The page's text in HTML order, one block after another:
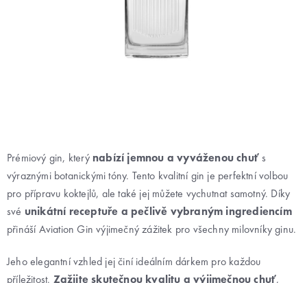
Prémiový gin, který nabízí jemnou a vyváženou chuťs
výraznými botanickými tóny. Tento kvalitní gin je perfektní volbou
pro přípravu koktejlů, ale také jej můžete vychutnat samotný. Díky
své unikátní receptuře a pečlivě vybraným ingrediencím
přináší Aviation Gin výjimečný zážitek pro všechny milovníky ginu.
Jeho elegantní vzhled jej činí ideálním dárkem pro každou
příležitost. Zažijte skutečnou kvalitu a výjimečnou chuť,